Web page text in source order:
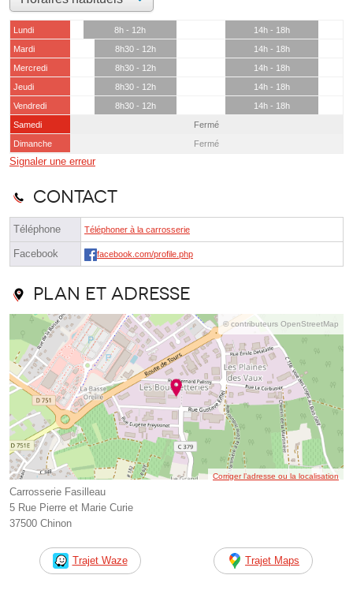
Lundi 8h - 12h
14h - 18h
Mardi
8h30 - 12h
14h - 18h
Mercredi
8h30 - 12h
14h - 18h
Jeudi
8h30 - 12h
14h - 18h
Vendredi
8h30 - 12h
14h - 18h
Samedi
Fermé
Dimanche
Fermé
Signaler une erreur
Contact
Téléphone Téléphoner à la carrosserie
Facebook facebook.com/profile.php
Plan et adresse
© contributeurs OpenStreetMap
Corriger l’adresse ou la localisation
Carrosserie Fasilleau
5 Rue Pierre et Marie Curie
37500 Chinon
Trajet Waze Trajet Maps